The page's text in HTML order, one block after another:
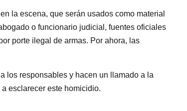
la escena, que serán usados como material
o funcionario judicial, fuentes oficiales
porte ilegal de armas. Por ahora, las
los responsables y hacen un llamado a la
esclarecer este homicidio.